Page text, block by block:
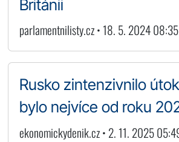
Británii
parlamentnilisty.cz • 18. 5. 2024 08:35
Rusko zintenzivnilo
bylo nejvíce od roku
ekonomickydenik.cz • 2. 11. 2025